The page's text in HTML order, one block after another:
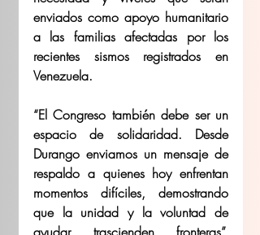
enviados como apoyo humanitario
a las familias afectadas por los
recientes sismos registrados en
Venezuela.
“El Congreso también debe ser un
espacio de solidaridad. Desde
Durango enviamos un mensaje de
respaldo a quienes hoy enfrentan
momentos difíciles, demostrando
que la unidad y la voluntad de